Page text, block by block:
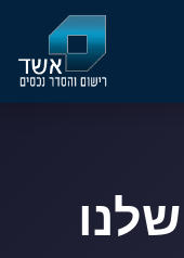
Accessibility toolbar